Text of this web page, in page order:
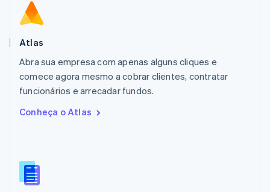
Atlas
Abra sua empresa com apenas alguns cliques e
comece agora mesmo a cobrar clientes, contratar
funcionários e arrecadar fundos.
Conheça o Atlas
English
México
Español
English
Nova Zelândia
English
NederlandsEnglish
Português
RAE de Hong Kong, China